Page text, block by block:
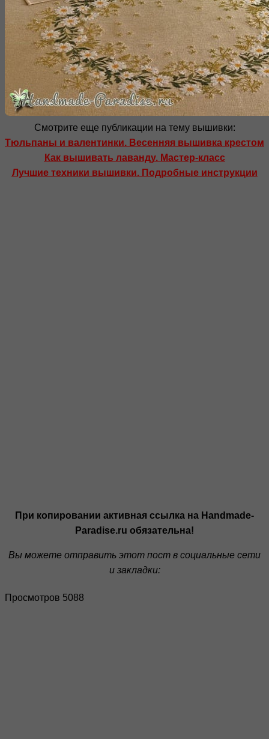
Смотрите еще публикации на тему вышивки:
Тюльпаны и валентинки. Весенняя вышивка крестом
Как вышивать лаванду. Мастер-класс
Лучшие техники вышивки. Подробные инструкции
При копировании активная ссылка на Handmade-
Paradise.ru обязательна!
Вы можете отправить этот пост в социальные сети
и закладки:
Просмотров 5088